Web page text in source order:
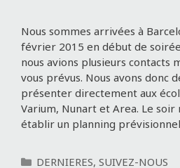
Nous sommes arrivées à
février 2015 en début de
nous avions plusieurs contacts
vous prévus. Nous avons donc
présenter directement aux
Varium, Nunart et Area. Le soir
établir un planning
C
DERNIERES, SUIVEZ-NOUS